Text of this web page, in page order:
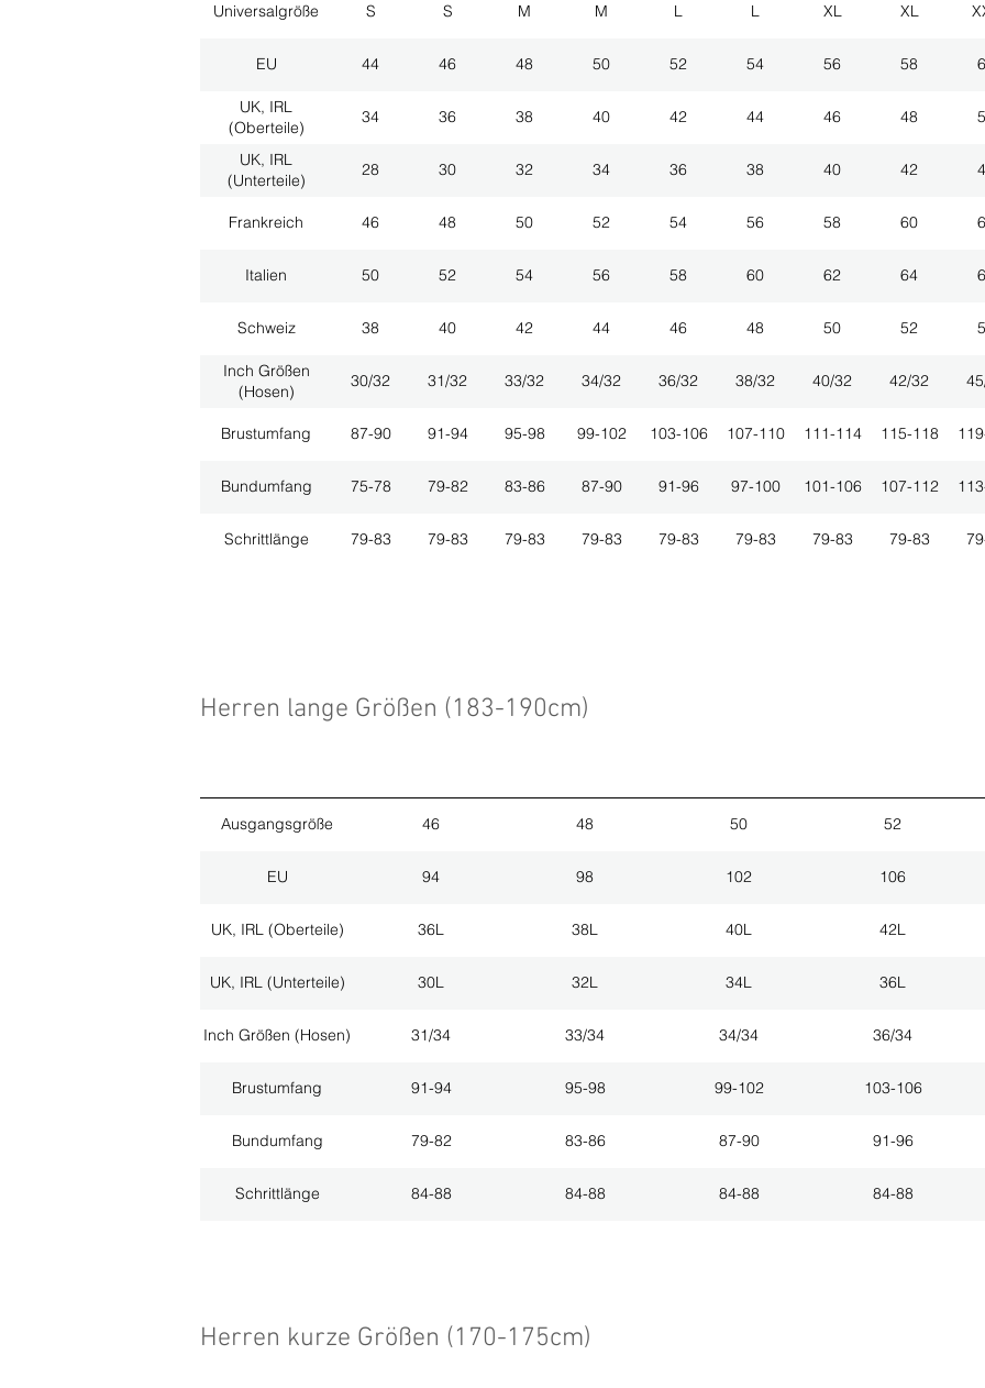
Universalgröße S S M M L L XL XL
EU 44 46 48 50 52 54 56 58
UK, IRL
(Oberteile)
34 36 38 40 42 44 46 48
UK, IRL
(Unterteile)
28 30 32 34 36 38 40 42
Frankreich 46 48 50 52 54 56 58 60
Italien 50 52 54 56 58 60 62 64
Schweiz 38 40 42 44 46 48 50 52
Inch Größen
(Hosen)
30/32 31/32 33/32 34/32 36/32 38/32 40/32 42/32
Brustumfang 87-90 91-94 95-98 99-102 103-106 107-110 111-114 115-118
Bundumfang 75-78 79-82 83-86 87-90 91-96 97-100 101-106 107-112
Schrittlänge 79-83 79-83 79-83 79-83 79-83 79-83 79-83 79-83
Herren lange Größen (183-190cm)
Ausgangsgröße 46 48 50 52
EU 94 98 102 106
UK, IRL (Oberteile) 36L 38L 40L 42L
UK, IRL (Unterteile) 30L 32L 34L 36L
Inch Größen (Hosen) 31/34 33/34 34/34 36/34
Brustumfang 91-94 95-98 99-102 103-106
Bundumfang 79-82 83-86 87-90 91-96
Schrittlänge 84-88 84-88 84-88 84-88
Herren kurze Größen (170-175cm)